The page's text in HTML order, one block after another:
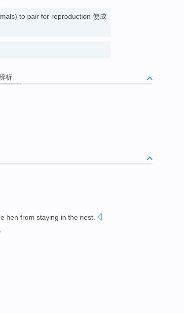
to pair for reproduction 使成
析
hen from staying in the nest